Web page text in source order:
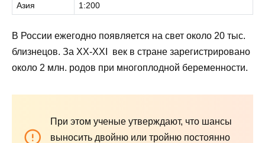
Азия
1:200
В России ежегодно появляется на свет около 20 тыс.
близнецов. За XX-XXI век в стране зарегистрировано
около 2 млн. родов при многоплодной беременности.
При этом ученые утверждают, что шансы
выносить двойню или тройню постоянно